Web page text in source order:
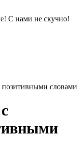
С нами не скучно!
словами